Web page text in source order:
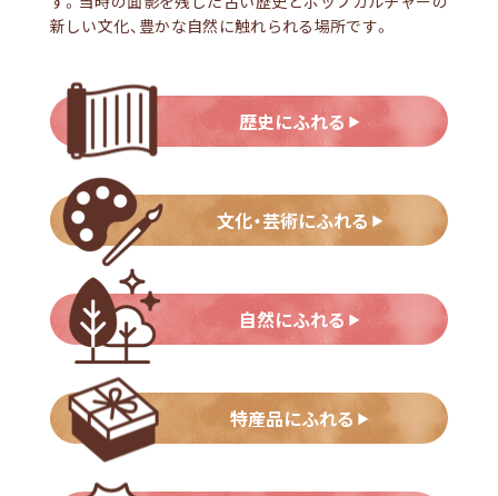
新しい文化、豊かな自然に触れられる場所です。
歴史にふれる
文化・芸術にふれる
自然にふれる
特産品にふれる